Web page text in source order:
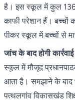
है। इस स्कूल में कुल 136
काफी परेशान हैं। बच्चों
पीकर स्कूल में बच्चों से
जांच के बाद होगी कार्रवाई
स्कूल में मौजूद
आता है। समझाने के बाद
पत्थलगांव विकासखंड